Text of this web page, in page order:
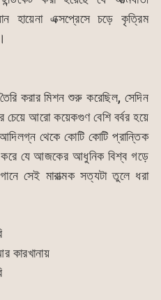
হায়েনা এক্সপ্রেসে চড়ে কৃত্রিম
করার মিশন শুরু করেছিল, সেদিন
চেয়ে আরো কয়েকগুণ বেশি বর্বর হয়ে
থেকে কোটি কোটি প্রান্তিক
যে আজকের আধুনিক বিশ্ব গড়ে
সেই মারাত্মক সত্যটা তুলে ধরা
কারখানায়